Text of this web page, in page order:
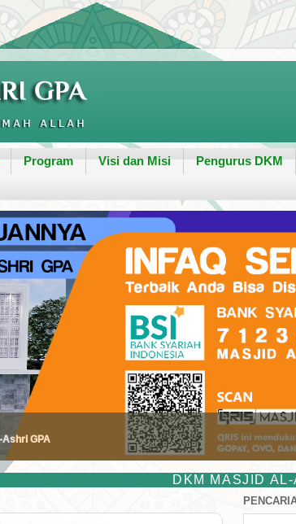
Program Visi dan Misi Pengurus DKM
Ashri GPA
DKM MASJID AL-ASHRI